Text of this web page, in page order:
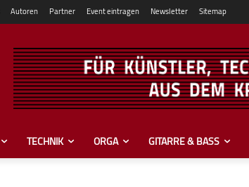
Autoren Partner Event eintragen Newsletter Sitemap
TECHNIK ORGA GITARRE & BASS